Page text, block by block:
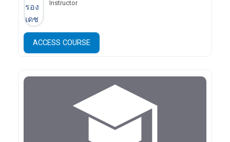
Instructor
ACCESS COURSE